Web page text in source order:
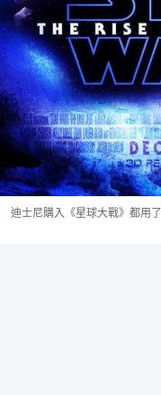
迪士尼購入《星球大戰》都用